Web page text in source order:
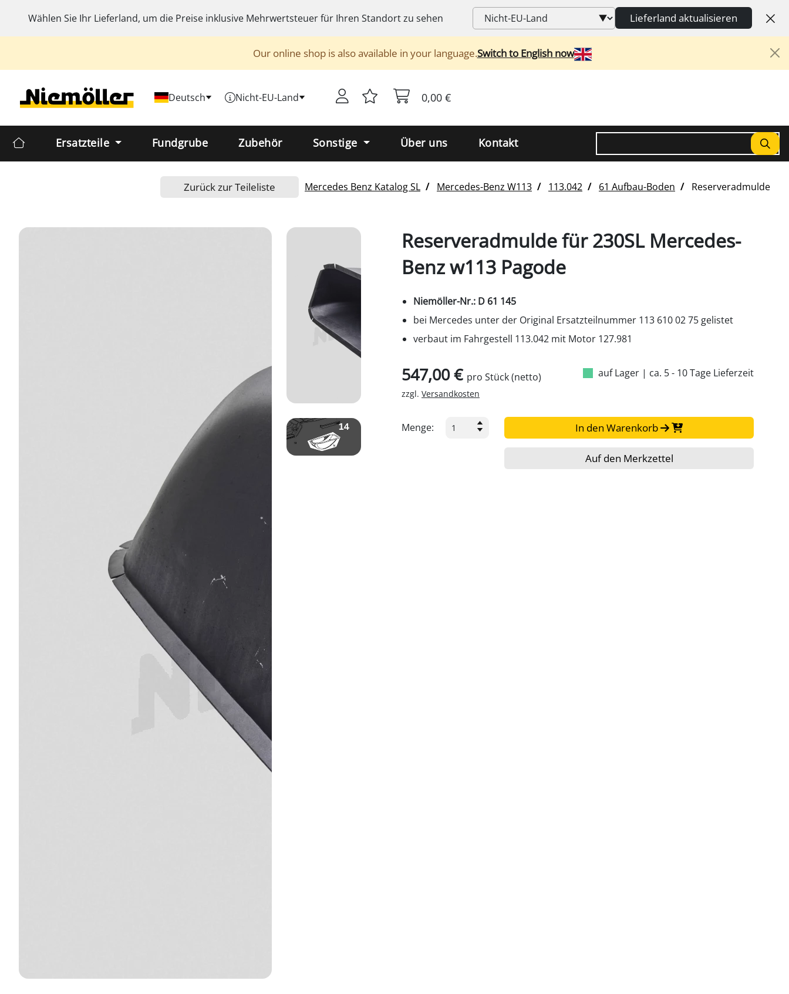
Wählen Sie Ihr Lieferland, um die Preise inklusive Mehrwertsteuerfür Ihren Standort zu sehen Lieferland aktualisieren
Our online shop is also available in your language.Switch to English now
Deutsch Nicht-EU-Land 0,00 €
Ersatzteile Fundgrube Zubehör Sonstige Über uns Kontakt
Mercedes Benz Katalog SL Mercedes-Benz W113 113.042 61 Aufbau-Boden Reserveradmulde
Zurück zur Teileliste
Reserveradmulde für 230SL Mercedes-
Benz w113 Pagode
Niemöller-Nr.: D 61 145
bei Mercedes unter der Original Ersatzteilnummer 113 610 02 75 gelistet
verbaut im Fahrgestell 113.042 mit Motor 127.981
547,00 € pro Stück (netto)
zzgl. Versandkosten
auf Lager | ca. 5 - 10 Tage Lieferzeit
Menge: In den Warenkorb
Auf den Merkzettel